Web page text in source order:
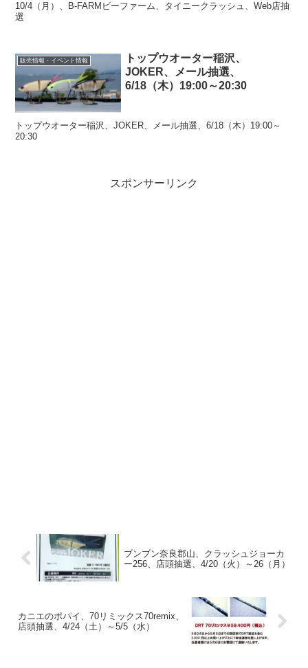
10/4（月）、B-FARMビーファーム、タイニークラッシュ、Web店抽
選
販売情報・イベント情報
トップウオーター稲沢、
JOKER、メール抽選、
6/18（木）19:00～20:30
トップウオーター稲沢、JOKER、メール抽選、6/18（木）19:00～
20:30
スポンサーリンク
ブンブン奈良郡山、クラッシュジョーカ
ー256、店頭抽選、4/20（火）～26（月）
カニエのポパイ、70リミックス70remix、
店頭抽選、4/24（土）～5/5（水）